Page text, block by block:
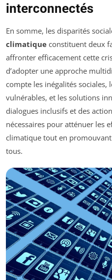
interconnectés
En somme, les disparités
climatique constituent deux
affronter efficacement cette
d’adopter une approche
compte les inégalités sociales,
vulnérables, et les solutions
dialogues inclusifs et des
nécessaires pour atténuer les
climatique tout en
tous.